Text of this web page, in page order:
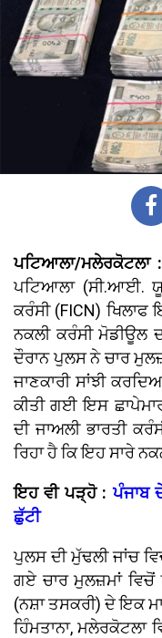
ਪਟਿਆਲਾ/ਮਲੇਰਕੋਟਲਾ :
ਪਟਿਆਲਾ (ਸੀ.ਆਈ.
ਕਰੰਸੀ (FICN)
ਨਕਲੀ ਕਰੰਸੀ ਮੋਡੀਊਲ
ਦੌਰਾਨ ਪੁਲਸ ਨੇ ਚਾਰ
ਜਾਣਕਾਰੀ ਸਾਂਝੀ
ਕੀਤੀ ਗਈ ਇਸ
ਦੀ ਜਾਅਲੀ ਭਾਰਤੀ
ਰਿਹਾ ਹੈ ਕਿ ਇਹ ਸਾਰੇ
ਇਹ ਵੀ ਪੜ੍ਹੋ :ਪੰਜਾਬ
ਛੁੱਟੀ
ਪੁਲਸ ਦੀ ਮੁੱਢਲੀ ਜਾਂਚ
ਗਏ ਚਾਰ ਮੁਲਜ਼ਮਾਂ
(ਨਸ਼ਾ ਤਸਕਰੀ) ਦੇ ਇਕ
ਹਿੰਮਤਾਨਾ, ਮਲੇਰਕੋਟਲਾ